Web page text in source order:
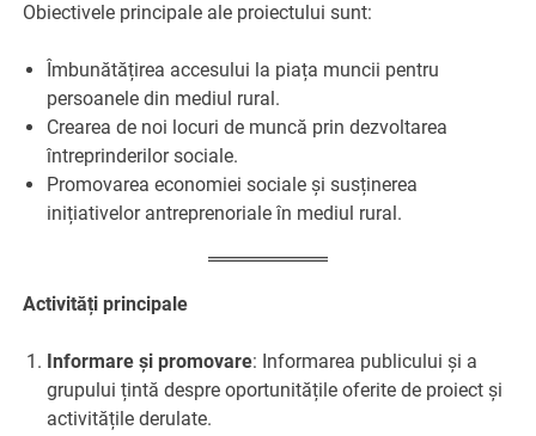
Obiectivele principale ale proiectului sunt:
Îmbunătățirea accesului la piața muncii pentru
persoanele din mediul rural.
Crearea de noi locuri de muncă prin dezvoltarea
întreprinderilor sociale.
Promovarea economiei sociale și susținerea
inițiativelor antreprenoriale în mediul rural.
Activități principale
Informare și promovare: Informarea publicului și a
grupului țintă despre oportunitățile oferite de proiect și
activitățile derulate.